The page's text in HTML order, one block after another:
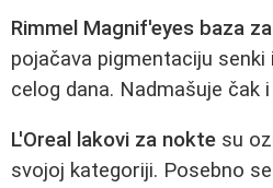
Rimmel Magnif'eyes baza
pojačava pigmentaciju
celog dana. Nadmašuje čak
L'Oreal lakovi za nokte su
svojoj kategoriji. Posebno